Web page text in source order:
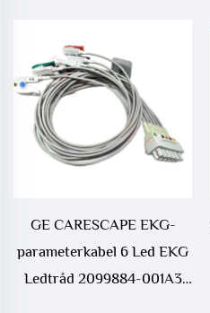
Forbrukervarer
GE CARESCAPE EKG-
parameterkabel 6 Led EKG
Ledtråd 2099884-001A3